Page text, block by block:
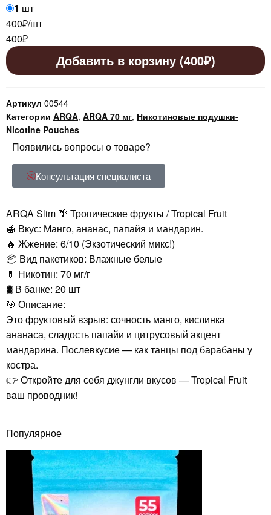
1 шт
400₽/шт
400₽
Добавить в корзину (400₽)
Артикул 00544
Категории ARQA, ARQA 70 мг, Никотиновые подушки-
Nicotine Pouches
Появились вопросы о товаре?
Консультация специалиста
ARQA Slim 🌴 Тропические фрукты / Tropical Fruit
🍯 Вкус: Манго, ананас, папайя и мандарин.
🔥 Жжение: 6/10 (Экзотический микс!)
📦 Вид пакетиков: Влажные белые
💊 Никотин: 70 мг/г
🛢️ В банке: 20 шт
🎯 Описание:
Это фруктовый взрыв: сочность манго, кислинка
ананаса, сладость папайи и цитрусовый акцент
мандарина. Послевкусие — как танцы под барабаны у
костра.
👉 Откройте для себя джунгли вкусов — Tropical Fruit
ваш проводник!
Популярное